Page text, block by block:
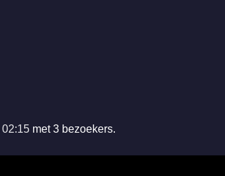
02:15met 3 bezoekers.